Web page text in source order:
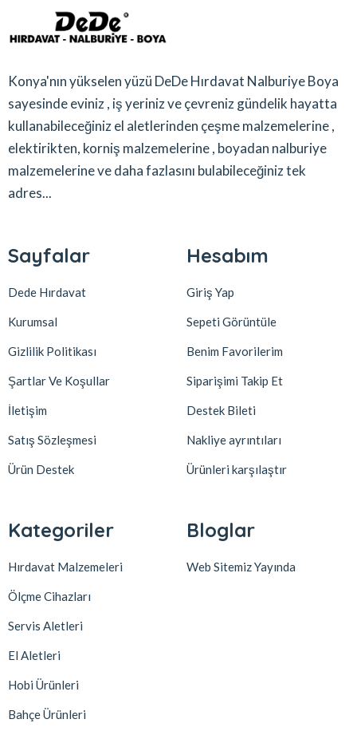
Konya'nın yükselen yüzü DeDe Hırdavat Nalburiye Boya
sayesinde eviniz , iş yeriniz ve çevreniz gündelik hayatta
kullanabileceğiniz el aletlerinden çeşme malzemelerine ,
elektirikten, korniş malzemelerine , boyadan nalburiye
malzemelerine ve daha fazlasını bulabileceğiniz tek
adres...
Sayfalar
Dede Hırdavat
Kurumsal
Gizlilik Politikası
Şartlar Ve Koşullar
İletişim
Satış Sözleşmesi
Ürün Destek
Hesabım
Giriş Yap
Sepeti Görüntüle
Benim Favorilerim
Siparişimi Takip Et
Destek Bileti
Nakliye ayrıntıları
Ürünleri karşılaştır
Kategoriler
Hırdavat Malzemeleri
Ölçme Cihazları
Servis Aletleri
El Aletleri
Hobi Ürünleri
Bahçe Ürünleri
Bloglar
Web Sitemiz Yayında